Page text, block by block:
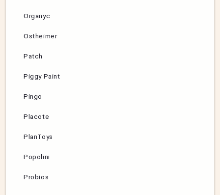
Organyc
Ostheimer
Patch
Piggy Paint
Pingo
Placote
PlanToys
Popolini
Probios